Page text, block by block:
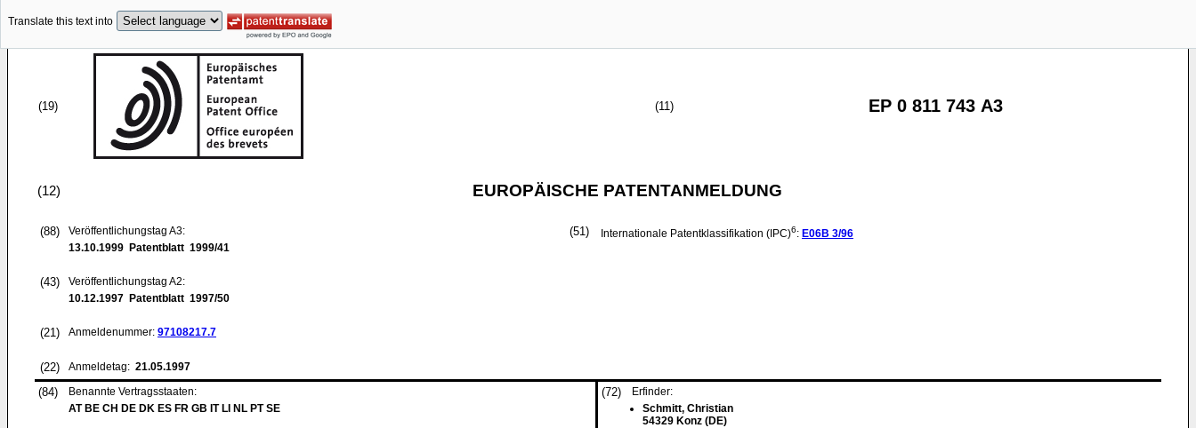
Translate this text into
(19) (11) EP 0 811 743 A3
(12) EUROPÄISCHE PATENTANMELDUNG
(88)
Veröffentlichungstag A3:
13.10.1999 Patentblatt 1999/41
(43)
Veröffentlichungstag A2:
10.12.1997 Patentblatt 1997/50
(21) Anmeldenummer: 97108217.7
(22) Anmeldetag: 21.05.1997
(51) Internationale Patentklassifikation (IPC)6: E06B 3/96
(84)
Benannte Vertragsstaaten:
AT BE CH DE DK ES FR GB IT LI NL PT SE
(72)
Erfinder:
Schmitt, Christian
54329 Konz (DE)